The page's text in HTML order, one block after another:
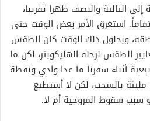
الثالثة والنصف ظهرا تقريبا،
استغرق الأمر بعض الوقت حتى
وبحلول ذلك الوقت كان الطقس
الطقس لرحلة الهليكوبتر، لكن ما
أثناء سفرنا ما عدا وادي ونقطة
بالسحب، لكن لا أستطيع
سبب سقوط المروحية أم لا.